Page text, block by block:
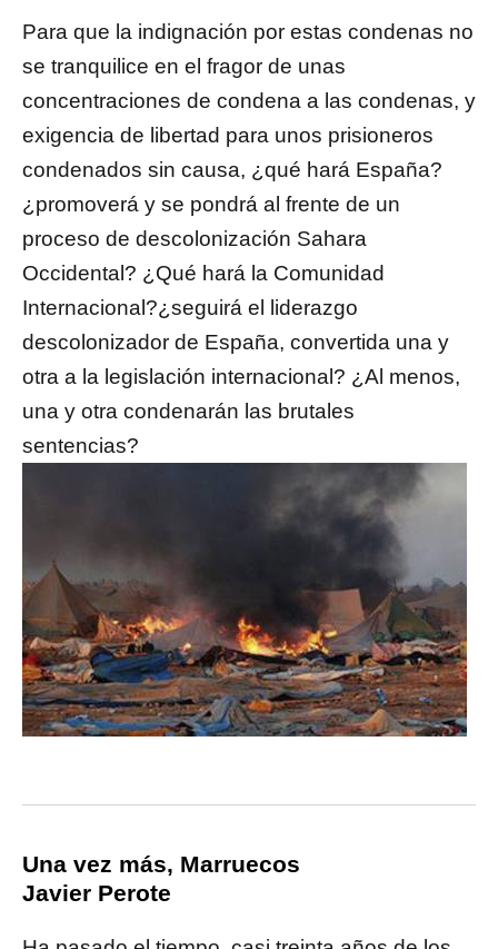
Para que la indignación por estas condenas no
se tranquilice en el fragor de unas
concentraciones de condena a las condenas, y
exigencia de libertad para unos prisioneros
condenados sin causa, ¿qué hará España?
¿promoverá y se pondrá al frente de un
proceso de descolonización Sahara
Occidental? ¿Qué hará la Comunidad
Internacional?¿seguirá el liderazgo
descolonizador de España, convertida una y
otra a la legislación internacional? ¿Al menos,
una y otra condenarán las brutales
sentencias?
Una vez más, Marruecos
Javier Perote